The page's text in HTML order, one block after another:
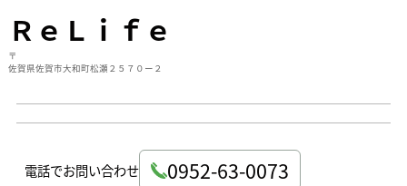
ＲｅＬｉｆｅ
〒
佐賀県佐賀市大和町松瀬２５７０ー２
電話でお問い合わせ 0952-63-0073